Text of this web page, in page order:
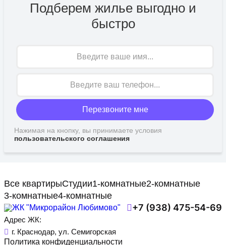
Подберем жилье выгодно и
быстро
Перезвоните мне
Нажимая на кнопку, вы принимаете условия
пользовательского соглашения
Все квартирыСтудии1-комнатные2-комнатные
3-комнатные4-комнатные
Адрес ЖК:
г. Краснодар, ул. Семигорская
+7 (938) 475-54-69
Политика конфиденциальности